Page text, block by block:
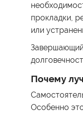
прокладки,
или
Почему
Особенно